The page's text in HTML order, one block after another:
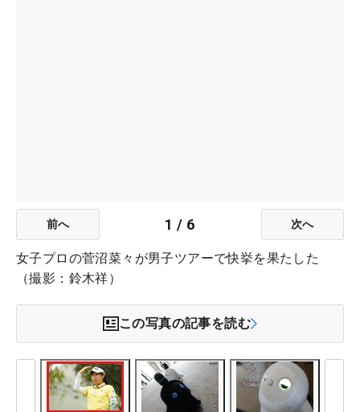
前へ 1 / 6 次へ
女子プロの菅沼菜々が男子ツアーで快挙を果たした
（撮影：鈴木祥）
この写真の記事を読む